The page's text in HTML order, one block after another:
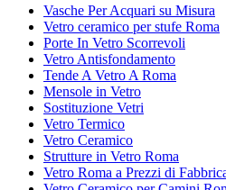
Vasche Per Acquari su Misura
Vetro ceramico per stufe Roma
Porte In Vetro Scorrevoli
Vetro Antisfondamento
Tende A Vetro A Roma
Mensole in Vetro
Sostituzione Vetri
Vetro Termico
Vetro Ceramico
Strutture in Vetro Roma
Vetro Roma a Prezzi di